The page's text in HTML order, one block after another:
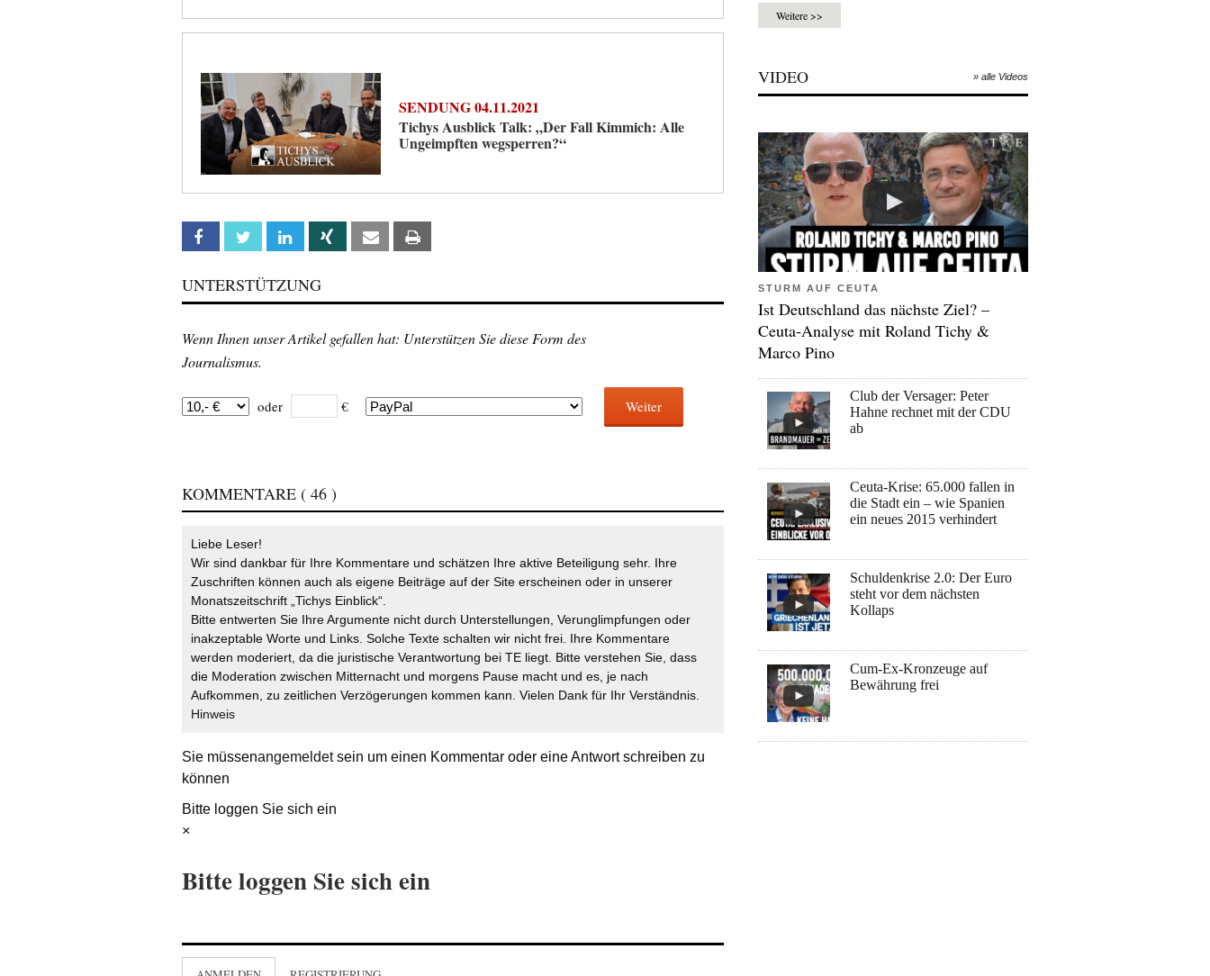
SENDUNG 04.11.2021
Tichys Ausblick Talk: „Der Fall Kimmich: Alle
Ungeimpften wegsperren?“
Facebook Twitter Linkedin Xing Email
UNTERSTÜTZUNG
Wenn Ihnen unser Artikel gefallen hat: Unterstützen Sie diese Form des
Journalismus.
oder € Weiter
KOMMENTARE ( 46 )
Liebe Leser!
Wir sind dankbar für Ihre Kommentare und schätzen Ihre aktive Beteiligung sehr. Ihre
Zuschriften können auch als eigene Beiträge auf der Site erscheinen oder in unserer
Monatszeitschrift „Tichys Einblick“.
Bitte entwerten Sie Ihre Argumente nicht durch Unterstellungen, Verunglimpfungen oder
inakzeptable Worte und Links. Solche Texte schalten wir nicht frei. Ihre Kommentare
werden moderiert, da die juristische Verantwortung bei TE liegt. Bitte verstehen Sie, dass
die Moderation zwischen Mitternacht und morgens Pause macht und es, je nach
Aufkommen, zu zeitlichen Verzögerungen kommen kann. Vielen Dank für Ihr Verständnis.
Hinweis
Sie müssenangemeldetsein um einen Kommentar oder eine Antwort schreiben zu
können
Bitte loggen Sie sich ein
×
Bitte loggen Sie sich ein
Weitere >>
VIDEO » alle Videos
STURM AUF CEUTA
Ist Deutschland das nächste Ziel? –
Ceuta-Analyse mit Roland Tichy &
Marco Pino
Club der Versager: Peter
Hahne rechnet mit der CDU
ab
Ceuta-Krise: 65.000 fallen in
die Stadt ein – wie Spanien
ein neues 2015 verhindert
Schuldenkrise 2.0: Der Euro
steht vor dem nächsten
Kollaps
Cum-Ex-Kronzeuge auf
Bewährung frei